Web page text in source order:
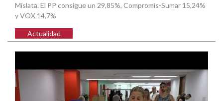
Mislata. El PP consigue un 29,85%, Compromís-Sumar 15,24%
y VOX 14,7%
Actualidad